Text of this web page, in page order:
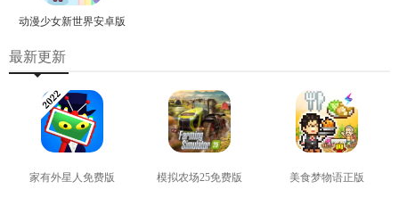
动漫少女新世界安卓版
最新更新
家有外星人免费版 模拟农场25免费版 美食梦物语正版